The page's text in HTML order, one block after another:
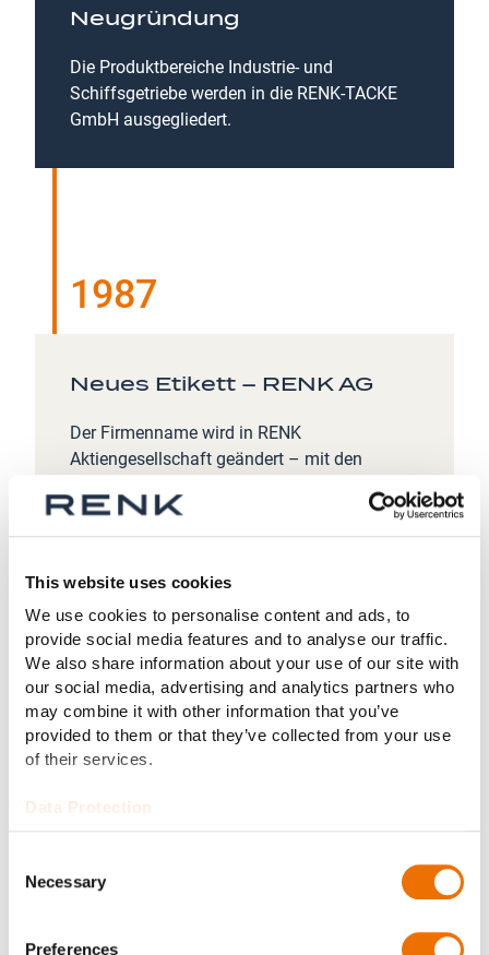
This website uses cookies
We use cookies to personalise content and ads, to
provide social media features and to analyse our traffic.
We also share information about your use of our site with
our social media, advertising and analytics partners who
may combine it with other information that you’ve
provided to them or that they’ve collected from your use
of their services.
Data Protection
Selection
Necessary
Preferences
Neugründung
Die Produktbereiche Industrie- und
Schiffsgetriebe werden in die RENK-TACKE
GmbH ausgegliedert.
1987
Neues Etikett – RENK AG
Der Firmenname wird in RENK
Aktiengesellschaft geändert – mit den
Fahrzeuggetriebe
, Antriebselemente und
Prüfsysteme.
1989
Eine Leistungsklasse für
RENK produziert ein Turbogetriebe mit der
höchsten in einem Zahneingriff übertragenen
Leistung, die je gemessen wurde: 75.000 kW.